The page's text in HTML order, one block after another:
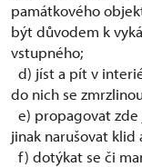
památkového
být důvodem k
vstupného;
d) jíst a pít v
do nich se
e) propagovat zde
jinak narušovat klid
f) dotýkat se či